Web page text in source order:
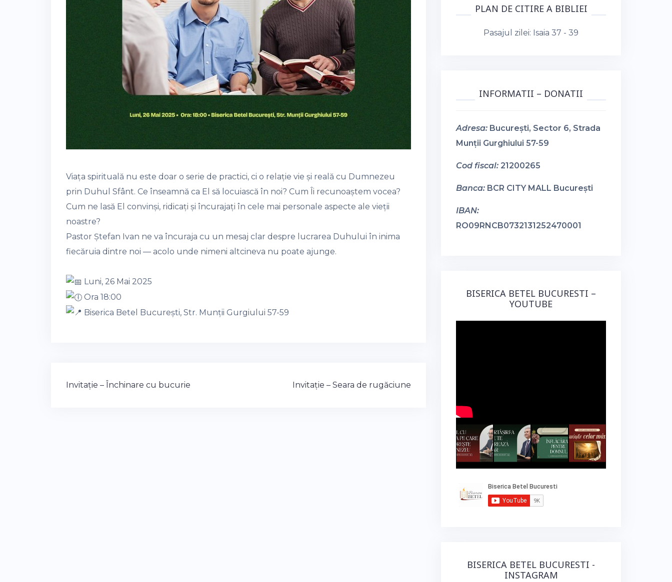
Viața spirituală nu este doar o serie de practici, ci o relație vie și reală cu Dumnezeu
prin Duhul Sfânt. Ce înseamnă ca El să locuiască în noi? Cum Îi recunoaștem vocea?
Cum ne lasă El convinși, ridicați și încurajați în cele mai personale aspecte ale vieții
noastre?
Pastor Ștefan Ivan ne va încuraja cu un mesaj clar despre lucrarea Duhului în inima
fiecăruia dintre noi — acolo unde nimeni altcineva nu poate ajunge.
Luni, 26 Mai 2025
Ora 18:00
Biserica Betel București, Str. Munții Gurgiului 57-59
Post
Invitație – Închinare cu bucurie Invitație – Seara de rugăciune
PLAN DE CITIRE A BIBLIEI
Pasajul zilei: Isaia 37 - 39
INFORMATII – DONATII
Adresa: București, Sector 6, Strada
Munții Gurghiului 57-59
Cod fiscal: 21200265
Banca: BCR CITY MALL București
IBAN:
RO09RNCB0732131252470001
BISERICA BETEL BUCURESTI –
YOUTUBE
BISERICA BETEL BUCURESTI -
INSTAGRAM